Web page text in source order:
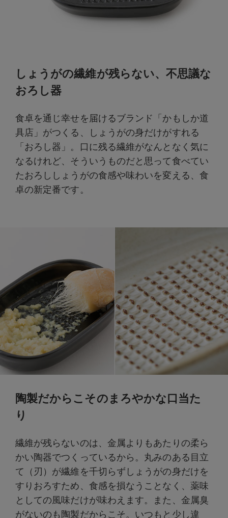
しょうがの繊維が残らない、不思議な
おろし器
食卓を通じ幸せを届けるブランド「かもしか道
具店」がつくる、しょうがの身だけがすれる
「おろし器」。口に残る繊維がなんとなく気に
なるけれど、そういうものだと思って食べてい
たおろししょうがの食感や味わいを変える、食
卓の新定番です。
陶製だからこそのまろやかな口当た
り
繊維が残らないのは、金属よりもあたりの柔ら
かい陶器でつくっているから。丸みのある目立
て（刃）が繊維を千切らずしょうがの身だけを
すりおろすため、食感を損なうことなく、薬味
としての風味だけが味わえます。また、金属臭
がないのも陶製だからこそ。いつもと少し違